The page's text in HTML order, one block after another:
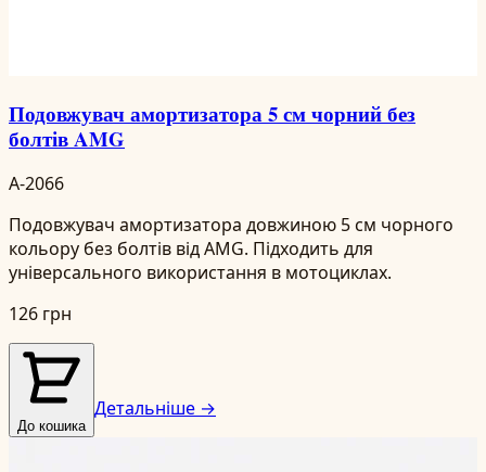
Подовжувач амортизатора 5 см чорний без
болтів AMG
A-2066
Подовжувач амортизатора довжиною 5 см чорного
кольору без болтів від AMG. Підходить для
універсального використання в мотоциклах.
126 грн
До кошика
Детальніше →